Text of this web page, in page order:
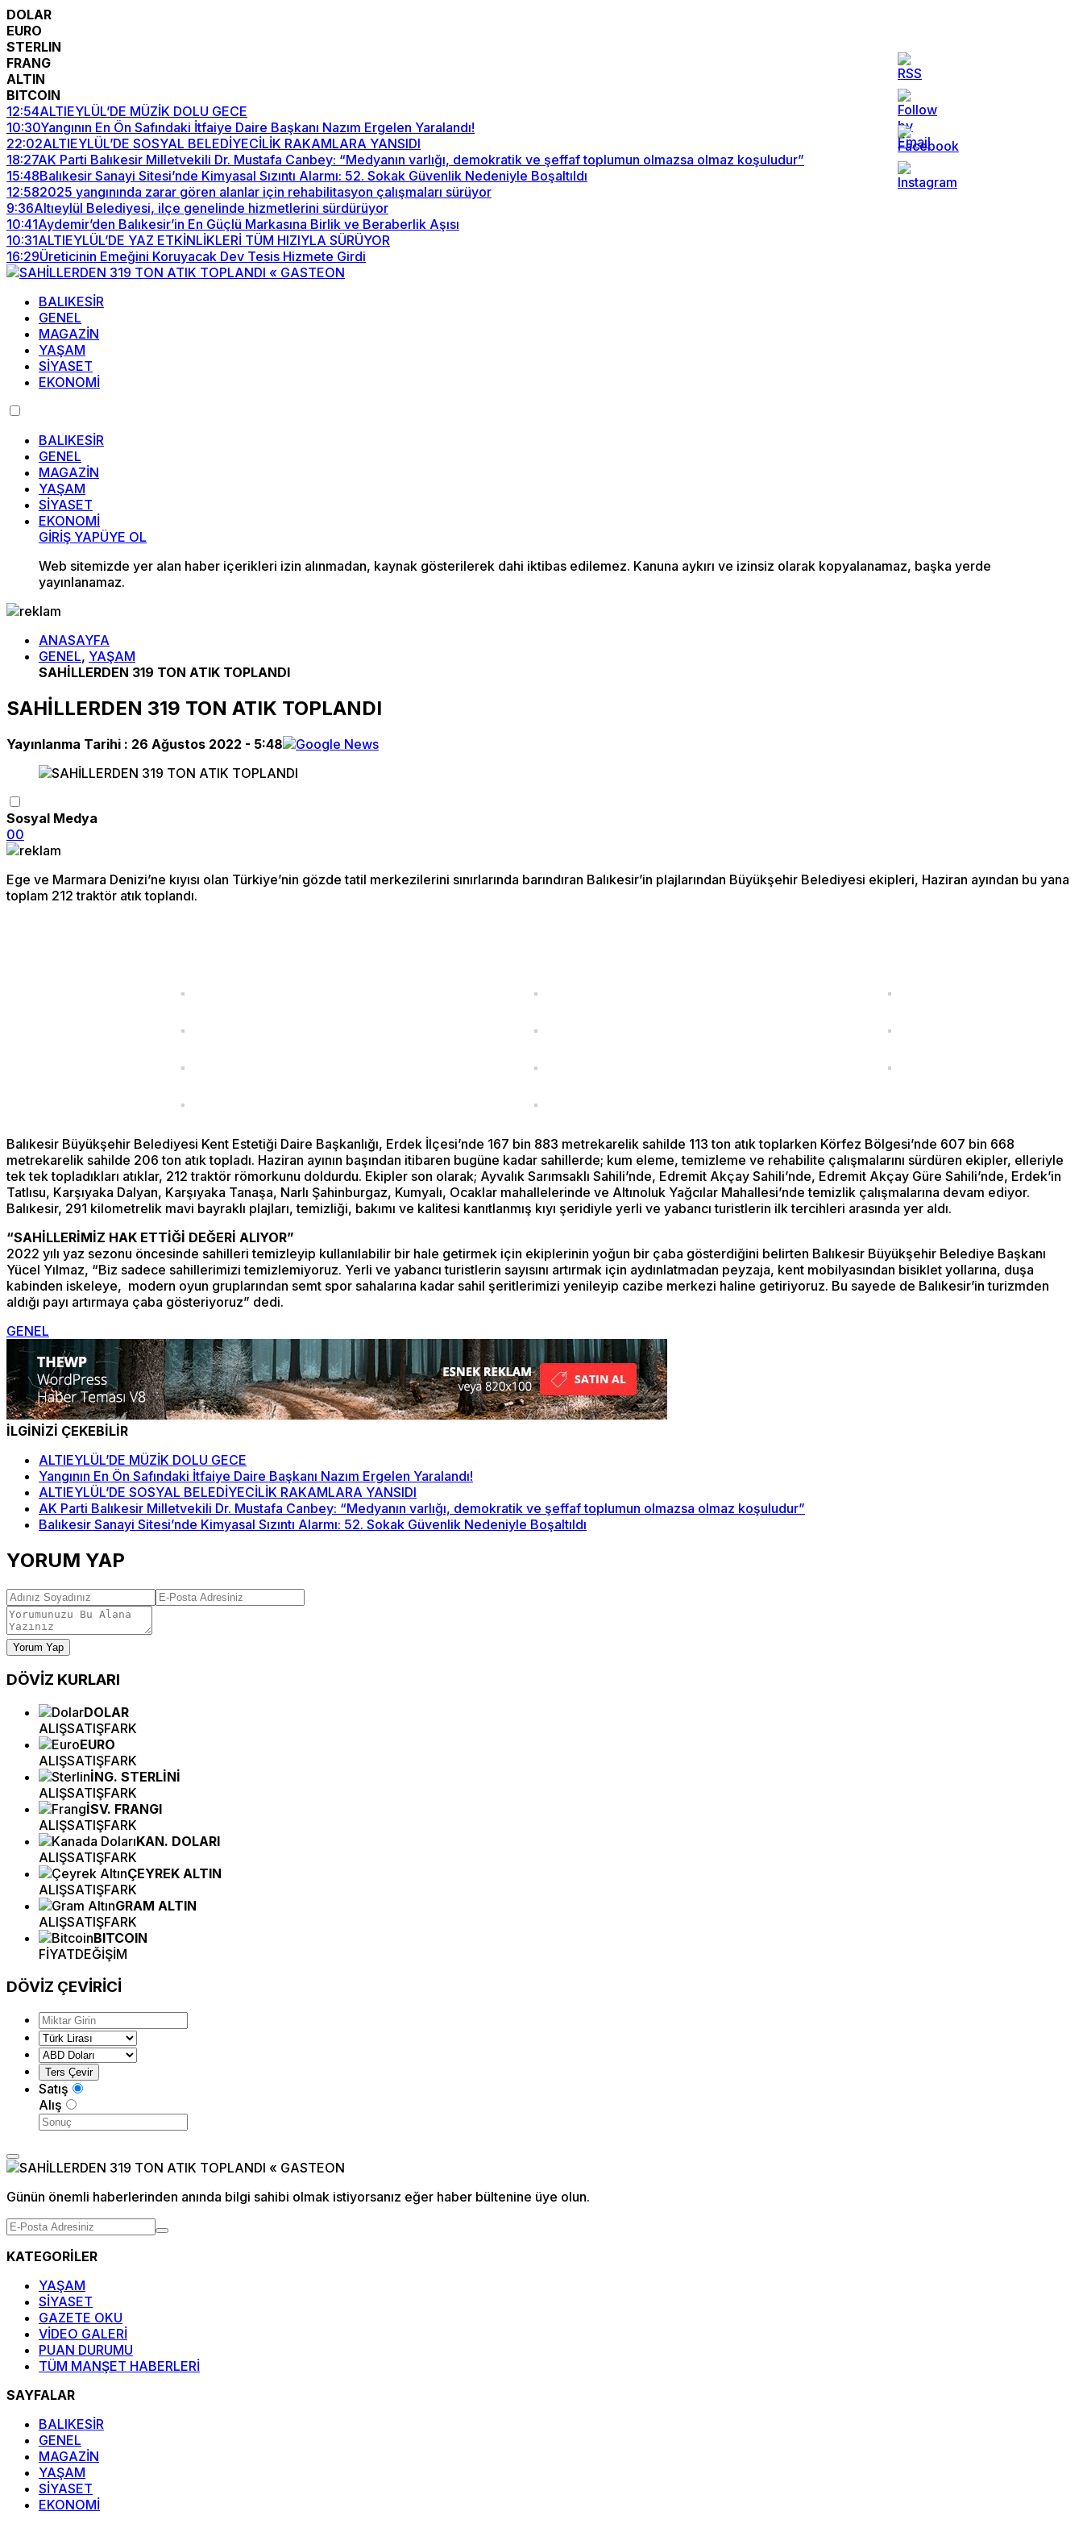
DOLAR
EURO
STERLIN
FRANG
ALTIN
BITCOIN
12:54ALTIEYLÜL’DE MÜZİK DOLU GECE
10:30Yangının En Ön Safındaki İtfaiye Daire Başkanı Nazım Ergelen Yaralandı!
22:02ALTIEYLÜL’DE SOSYAL BELEDİYECİLİK RAKAMLARA YANSIDI
18:27AK Parti Balıkesir Milletvekili Dr. Mustafa Canbey: “Medyanın varlığı, demokratik ve şeffaf toplumun olmazsa olmaz koşuludur”
15:48Balıkesir Sanayi Sitesi’nde Kimyasal Sızıntı Alarmı: 52. Sokak Güvenlik Nedeniyle Boşaltıldı
12:582025 yangınında zarar gören alanlar için rehabilitasyon çalışmaları sürüyor
9:36Altıeylül Belediyesi, ilçe genelinde hizmetlerini sürdürüyor
10:41Aydemir’den Balıkesir’in En Güçlü Markasına Birlik ve Beraberlik Aşısı
10:31ALTIEYLÜL’DE YAZ ETKİNLİKLERİ TÜM HIZIYLA SÜRÜYOR
16:29Üreticinin Emeğini Koruyacak Dev Tesis Hizmete Girdi
BALIKESİR
GENEL
MAGAZİN
YAŞAM
SİYASET
EKONOMİ
BALIKESİR
GENEL
MAGAZİN
YAŞAM
SİYASET
EKONOMİ
GİRİŞ YAPÜYE OL
Web sitemizde yer alan haber içerikleri izin alınmadan, kaynak gösterilerek dahi iktibas edilemez. Kanuna aykırı ve izinsiz olarak kopyalanamaz, başka yerde
yayınlanamaz.
ANASAYFA
GENEL, YAŞAM
SAHİLLERDEN 319 TON ATIK TOPLANDI
SAHİLLERDEN 319 TON ATIK TOPLANDI
Yayınlanma Tarihi : 26 Ağustos 2022 - 5:48
Sosyal Medya
00
Ege ve Marmara Denizi’ne kıyısı olan Türkiye’nin gözde tatil merkezilerini sınırlarında barındıran Balıkesir’in plajlarından Büyükşehir Belediyesi ekipleri, Haziran ayından bu yana
toplam 212 traktör atık toplandı.
Balıkesir Büyükşehir Belediyesi Kent Estetiği Daire Başkanlığı, Erdek İlçesi’nde 167 bin 883 metrekarelik sahilde 113 ton atık toplarken Körfez Bölgesi’nde 607 bin 668
metrekarelik sahilde 206 ton atık topladı. Haziran ayının başından itibaren bugüne kadar sahillerde; kum eleme, temizleme ve rehabilite çalışmalarını sürdüren ekipler, elleriyle
tek tek topladıkları atıklar, 212 traktör römorkunu doldurdu. Ekipler son olarak; Ayvalık Sarımsaklı Sahili’nde, Edremit Akçay Sahili’nde, Edremit Akçay Güre Sahili’nde, Erdek’in
Tatlısu, Karşıyaka Dalyan, Karşıyaka Tanaşa, Narlı Şahinburgaz, Kumyalı, Ocaklar mahallelerinde ve Altınoluk Yağcılar Mahallesi’nde temizlik çalışmalarına devam ediyor.
Balıkesir, 291 kilometrelik mavi bayraklı plajları, temizliği, bakımı ve kalitesi kanıtlanmış kıyı şeridiyle yerli ve yabancı turistlerin ilk tercihleri arasında yer aldı.
“SAHİLLERİMİZ HAK ETTİĞİ DEĞERİ ALIYOR”
2022 yılı yaz sezonu öncesinde sahilleri temizleyip kullanılabilir bir hale getirmek için ekiplerinin yoğun bir çaba gösterdiğini belirten Balıkesir Büyükşehir Belediye Başkanı
Yücel Yılmaz, “Biz sadece sahillerimizi temizlemiyoruz. Yerli ve yabancı turistlerin sayısını artırmak için aydınlatmadan peyzaja, kent mobilyasından bisiklet yollarına, duşa
kabinden iskeleye, modern oyun gruplarından semt spor sahalarına kadar sahil şeritlerimizi yenileyip cazibe merkezi haline getiriyoruz. Bu sayede de Balıkesir’in turizmden
aldığı payı artırmaya çaba gösteriyoruz” dedi.
GENEL
İLGİNİZİ ÇEKEBİLİR
ALTIEYLÜL’DE MÜZİK DOLU GECE
Yangının En Ön Safındaki İtfaiye Daire Başkanı Nazım Ergelen Yaralandı!
ALTIEYLÜL’DE SOSYAL BELEDİYECİLİK RAKAMLARA YANSIDI
AK Parti Balıkesir Milletvekili Dr. Mustafa Canbey: “Medyanın varlığı, demokratik ve şeffaf toplumun olmazsa olmaz koşuludur”
Balıkesir Sanayi Sitesi’nde Kimyasal Sızıntı Alarmı: 52. Sokak Güvenlik Nedeniyle Boşaltıldı
YORUM YAP
Yorum Yap
DÖVİZ KURLARI
DOLAR
ALIŞSATIŞFARK
EURO
ALIŞSATIŞFARK
İNG. STERLİNİ
ALIŞSATIŞFARK
İSV. FRANGI
ALIŞSATIŞFARK
KAN. DOLARI
ALIŞSATIŞFARK
ÇEYREK ALTIN
ALIŞSATIŞFARK
GRAM ALTIN
ALIŞSATIŞFARK
BITCOIN
FİYATDEĞİŞİM
DÖVİZ ÇEVİRİCİ
Satış
Alış
Günün önemli haberlerinden anında bilgi sahibi olmak istiyorsanız eğer haber bültenine üye olun.
KATEGORİLER
YAŞAM
SİYASET
GAZETE OKU
VİDEO GALERİ
PUAN DURUMU
TÜM MANŞET HABERLERİ
SAYFALAR
BALIKESİR
GENEL
MAGAZİN
YAŞAM
SİYASET
EKONOMİ